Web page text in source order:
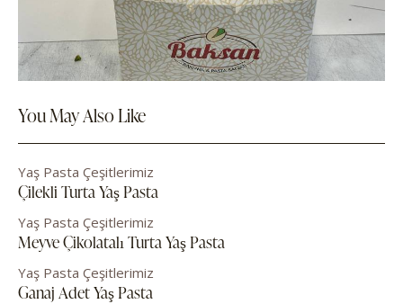
You May Also Like
Yaş Pasta Çeşitlerimiz
Çilekli Turta Yaş Pasta
Yaş Pasta Çeşitlerimiz
Meyve Çikolatalı Turta Yaş Pasta
Yaş Pasta Çeşitlerimiz
Ganaj Adet Yaş Pasta